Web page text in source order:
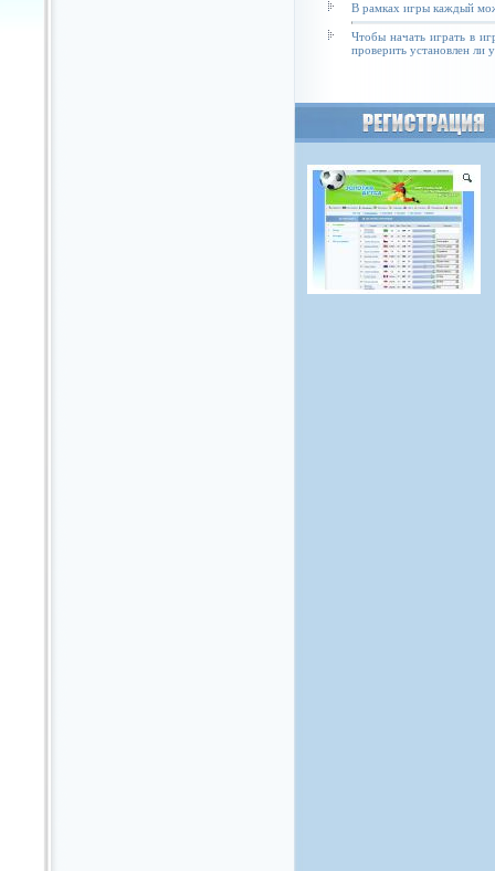
В рамках игры каждый
Чтобы начать играть в
проверить установлен ли